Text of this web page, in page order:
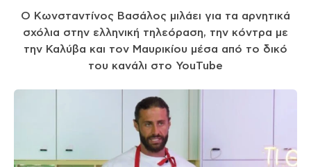
Ο Κωνσταντίνος Βασάλος μιλάει για τα αρνητικά
σχόλια στην ελληνική τηλεόραση, την κόντρα με
την Καλύβα και τον Μαυρικίου μέσα από το δικό
του κανάλι στο YouTube